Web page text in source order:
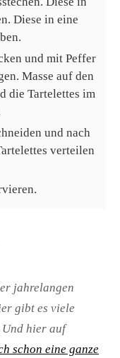
Diese in eine
und mit Peffer
Masse auf den
die Tartelettes im
und nach
verteilen
jahrelangen
gibt es viele
Und hier auf
schon eine ganze